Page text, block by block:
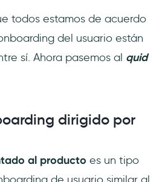
todos estamos de acuerdo
del usuario están
sí. Ahora pasemos al quid
dirigido por
al producto es un tipo